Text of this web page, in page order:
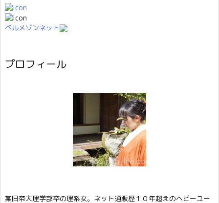
ベルメゾンネット
プロフィール
某旧帝大理学部卒の理系女。ネット通販歴１０年超えのヘビーユー